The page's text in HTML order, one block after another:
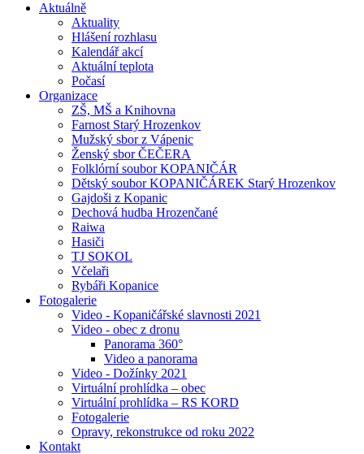
Aktuálně
Aktuality
Hlášení rozhlasu
Kalendář akcí
Aktuální teplota
Počasí
Organizace
ZŠ, MŠ a Knihovna
Farnost Starý Hrozenkov
Mužský sbor z Vápenic
Ženský sbor ČEČERA
Folklórní soubor KOPANIČÁR
Dětský soubor KOPANIČÁREK Starý Hrozenkov
Gajdoši z Kopanic
Dechová hudba Hrozenčané
Raiwa
Hasiči
TJ SOKOL
Včelaři
Rybáři Kopanice
Fotogalerie
Video - Kopaničářské slavnosti 2021
Video - obec z dronu
Panorama 360°
Video a panorama
Video - Dožínky 2021
Virtuální prohlídka – obec
Virtuální prohlídka – RS KORD
Fotogalerie
Opravy, rekonstrukce od roku 2022
Kontakt